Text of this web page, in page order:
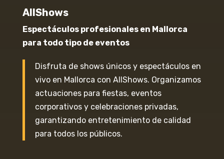
AllShows
Espectáculos profesionales en Mallorca
para todo tipo de eventos
Disfruta de shows únicos y espectáculos en
vivo en Mallorca con AllShows. Organizamos
actuaciones para fiestas, eventos
corporativos y celebraciones privadas,
garantizando entretenimiento de calidad
para todos los públicos.